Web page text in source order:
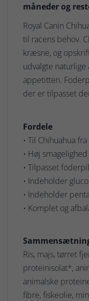
måneder og
Royal Canin
til racens behov.
kræsne, og
udvalgte
appetitten.
der er tilpasset
Fordele
• Til Chihuahua
• Høj
• Tilpasset
• Indeholder
• Indeholder
• Komplet og
Ris, majs, tørret
proteinisolat*,
animalske
fibre, fiskeolie,